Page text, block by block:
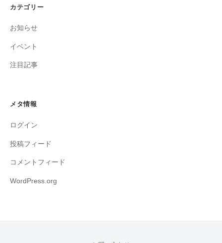
カテゴリー
お知らせ
イベント
注目記事
メタ情報
ログイン
投稿フィード
コメントフィード
WordPress.org